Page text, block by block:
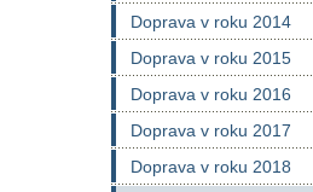
Doprava v roku 2014
Doprava v roku 2015
Doprava v roku 2016
Doprava v roku 2017
Doprava v roku 2018